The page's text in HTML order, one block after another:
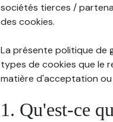
sociétés tierces /
des cookies.
La présente politique de
types de cookies que le
matière d'acceptation
1. Qu'est-ce